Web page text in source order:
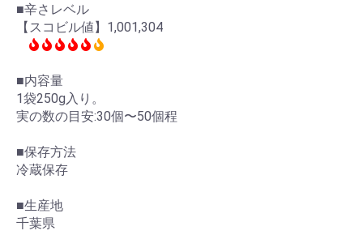
■辛さレベル
【スコビル値】1,001,304
■内容量
1袋250g入り。
実の数の目安:30個〜50個程
■保存方法
冷蔵保存
■生産地
千葉県